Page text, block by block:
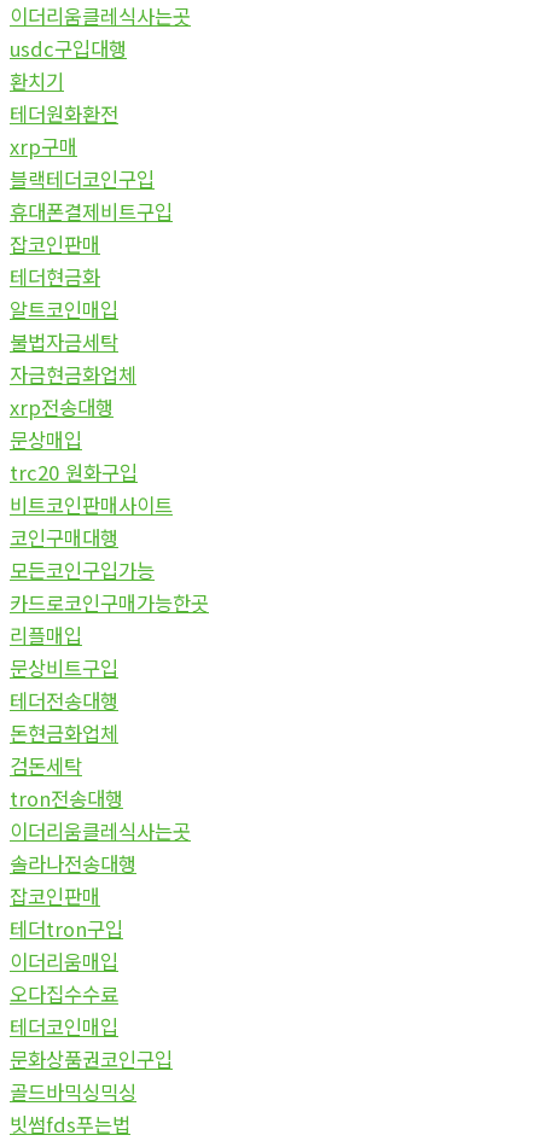
이더리움클레식사는곳
usdc구입대행
환치기
테더원화환전
xrp구매
블랙테더코인구입
휴대폰결제비트구입
잡코인판매
테더현금화
알트코인매입
불법자금세탁
자금현금화업체
xrp전송대행
문상매입
trc20 원화구입
비트코인판매사이트
코인구매대행
모든코인구입가능
카드로코인구매가능한곳
리플매입
문상비트구입
테더전송대행
돈현금화업체
검돈세탁
tron전송대행
이더리움클레식사는곳
솔라나전송대행
잡코인판매
테더tron구입
이더리움매입
오다집수수료
테더코인매입
문화상품권코인구입
골드바믹싱믹싱
빗썸fds푸는법